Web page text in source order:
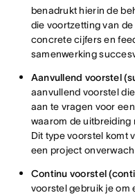
benadrukt hierin de
die voortzetting van
concrete cijfers en
samenwerking
Aanvullend voorstel
aanvullend voorstel
aan te vragen voor
waarom de uitbreiding
Dit type voorstel komt
een project
Continu voorstel
voorstel gebruik je om